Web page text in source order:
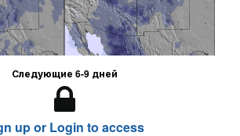
Следующие 6-9 дней
up or Login to access